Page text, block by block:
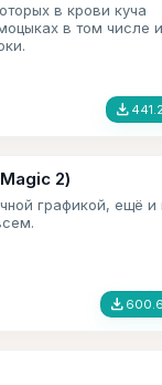
в крови куча
в том числе
file_download
2)
графикой, ещё и
file_download